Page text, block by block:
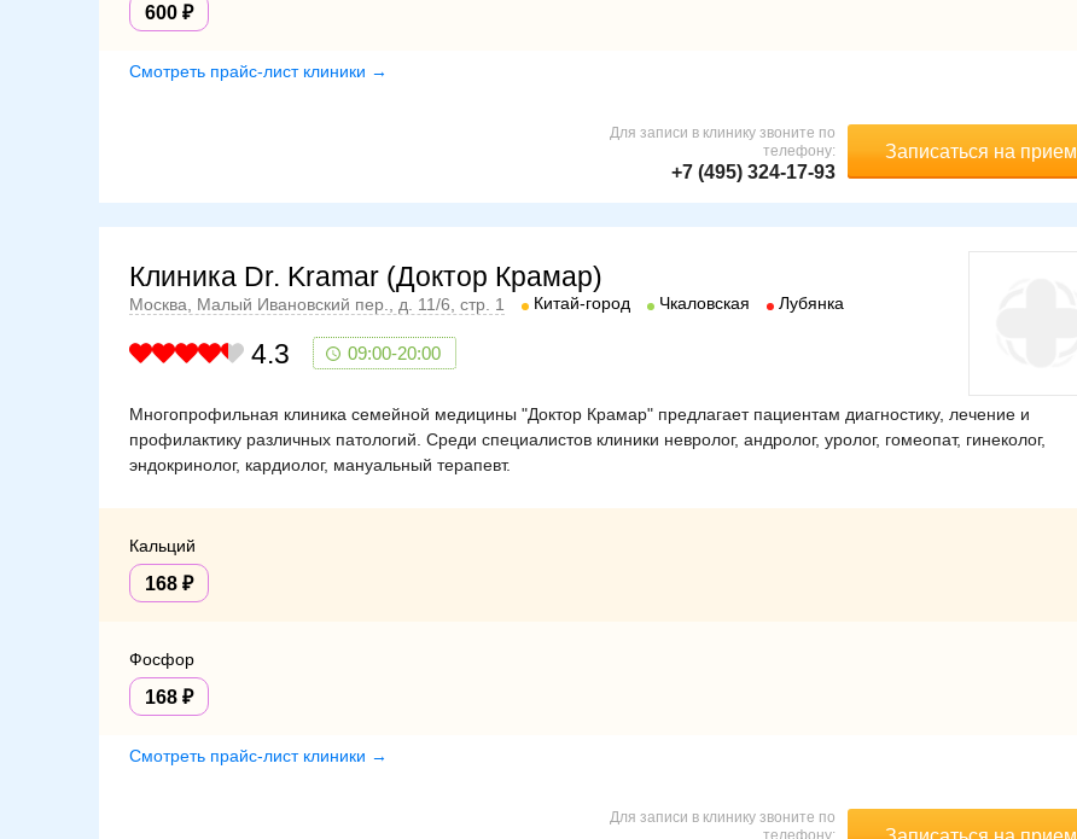
600
Смотреть прайс-лист клиники →
Записаться на прием
Для записи в клинику звоните по
телефону:
+7 (495) 324-17-93
Клиника Dr. Kramar (Доктор Крамар)
Москва, Малый Ивановский пер., д. 11/6, стр. 1 Китай-город Чкаловская Лубянка
4.3 09:00-20:00
Многопрофильная клиника семейной медицины "Доктор Крамар" предлагает пациентам диагностику, лечение и
профилактику различных патологий. Среди специалистов клиники невролог, андролог, уролог, гомеопат, гинеколог,
эндокринолог, кардиолог, мануальный терапевт.
Кальций
168
Фосфор
168
Смотреть прайс-лист клиники →
Для записи в клинику звоните по
телефону: